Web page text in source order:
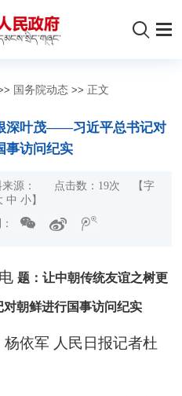
国务院动态 >> 正文
深叶茂——习近平总书记对
事访问纪实
来源： 点击数： 19次
【字
中 小】
题：让中朝传统友谊之树更
朝鲜进行国事访问纪实
依军 人民日报记者杜